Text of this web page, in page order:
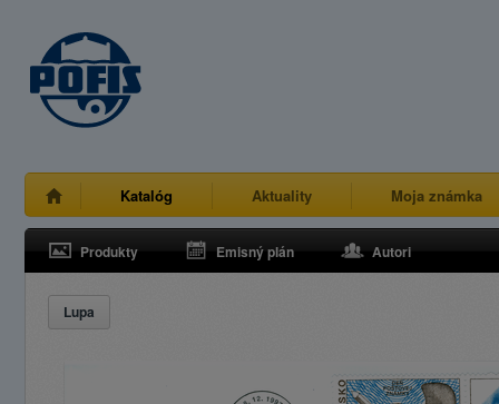
Katalóg Aktuality Moja známka
Produkty Emisný plán Autori
Lupa